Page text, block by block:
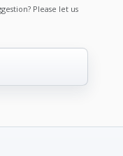
Please let us